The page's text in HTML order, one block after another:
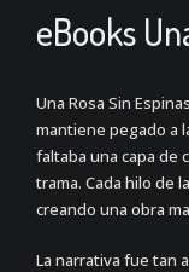
eBooks
Una Rosa Sin
mantiene pegado a
faltaba una capa de
trama. Cada hilo de
creando una obra
La narrativa fue tan